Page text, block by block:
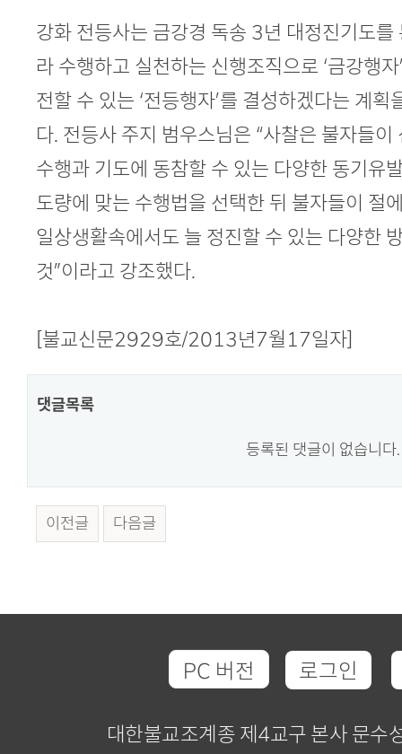
강화 전등사는 금강경 독송 3년 대정진기도
라 수행하고 실천하는 신행조직으로 ‘금강행
전할 수 있는 ‘전등행자’를 결성하겠다는 계
다. 전등사 주지 범우스님은 “사찰은 불자들
수행과 기도에 동참할 수 있는 다양한 동기유
도량에 맞는 수행법을 선택한 뒤 불자들이 절
일상생활속에서도 늘 정진할 수 있는 다양한
것”이라고 강조했다.
[불교신문2929호/2013년7월17일자]
댓글목록
등록된 댓글이 없습니다.
이전글 다음글
PC 버전 로그인
대한불교조계종 제4교구 본사 문수